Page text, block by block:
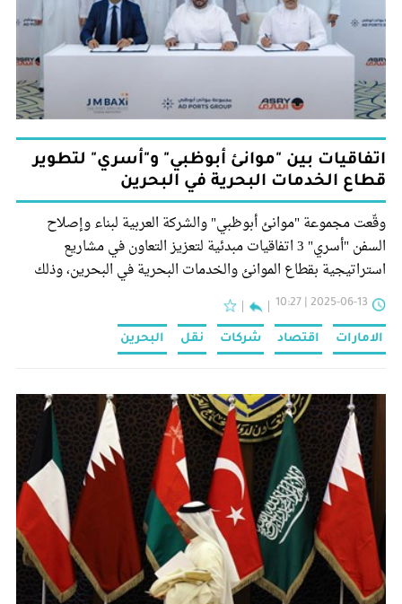
اتفاقيات بين "موانئ أبوظبي" و"أسري" لتطوير
قطاع الخدمات البحرية في البحرين
وقّعت مجموعة "موانئ أبوظبي" والشركة العربية لبناء وإصلاح
السفن "أسري" 3 اتفاقيات مبدئية لتعزيز التعاون في مشاريع
استراتيجية بقطاع الموانئ والخدمات البحرية في البحرين، وذلك
بحضور ممثل الملك البحريني للأعمال الإنسانية وشؤون الشباب في
البحرين، رئيس مجلس إدارة "بابكو إنرجيز" ناصر بن حمد آل خليفة.
2025-06-13 | 10:27
الامارات اقتصاد شركات نقل البحرين